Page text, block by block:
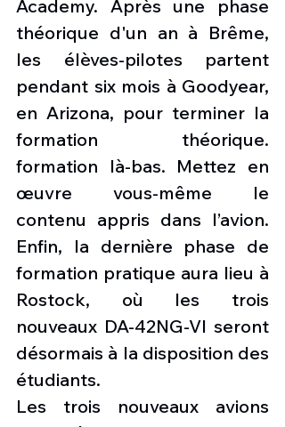
Academy. Après une phase
théorique d'un an à Brême,
les élèves-pilotes partent
pendant six mois à Goodyear,
en Arizona, pour terminer la
formation théorique.
formation là-bas. Mettez en
œuvre vous-même le
contenu appris dans l’avion.
Enfin, la dernière phase de
formation pratique aura lieu à
Rostock, où les trois
nouveaux DA-42NG-VI seront
désormais à la disposition des
étudiants.
Les trois nouveaux avions